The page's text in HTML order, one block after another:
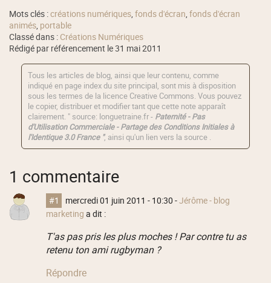
Mots clés :créations numériques,fonds d'écran,fonds d'écran
animés, portable
Classé dans : Créations Numériques
Rédigé par référencement le 31 mai 2011
Tous les articles de blog, ainsi que leur contenu, comme
indiqué en page index du site principal, sont mis à disposition
sous les termes de la licence Creative Commons. Vous pouvez
le copier, distribuer et modifier tant que cette note apparaît
clairement. " source: longuetraine.fr - Paternité - Pas
d'Utilisation Commerciale - Partage des Conditions Initiales à
l'Identique 3.0 France ", ainsi qu'un lien vers la source .
1 commentaire
#1 mercredi 01 juin 2011 - 10:30 -Jérôme - blog
marketing a dit :
T'as pas pris les plus moches ! Par contre tu as
retenu ton ami rugbyman ?
Répondre